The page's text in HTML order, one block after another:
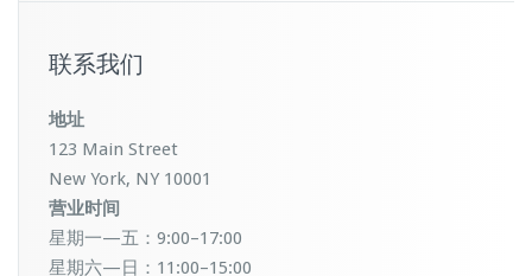
联系我们
地址
123 Main Street
New York, NY 10001
营业时间
星期一—五：9:00–17:00
星期六—日：11:00–15:00